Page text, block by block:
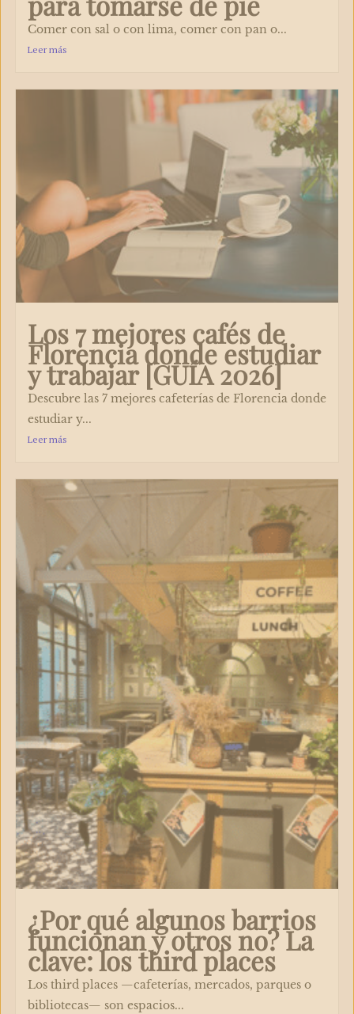
Comer con sal o con lima, comer con pan o...
Leer más
Los 7 mejores cafés de
Florencia donde estudiar
y trabajar [GUÍA 2026]
Descubre las 7 mejores cafeterías de Florencia donde
estudiar y...
Leer más
¿Por qué algunos barrios
funcionan y otros no? La
clave: los third places
Los third places —cafeterías, mercados, parques o
bibliotecas— son espacios...